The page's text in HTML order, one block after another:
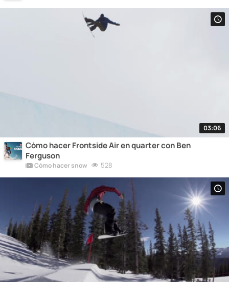
03:06
Cómo hacer Frontside Air en quarter con Ben
Ferguson
Cómo hacer snow 528